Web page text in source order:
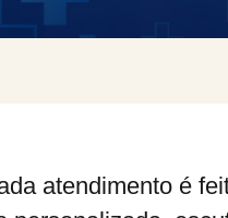
atendimento é